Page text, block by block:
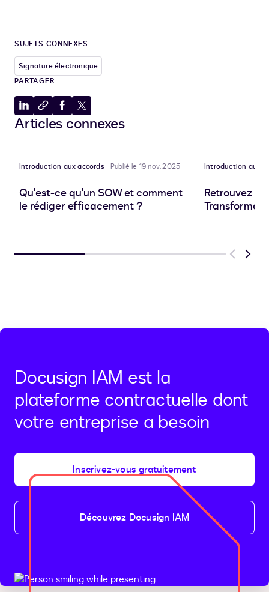
SUJETS CONNEXES
Signature électronique
PARTAGER
Partager
sur
Copier
dans
papiers
Partager
sur
Partager
sur
Articles connexes
Introduction aux accords Publié le 19 nov. 2025
Qu'est-ce qu'un SOW et comment
le rédiger efficacement ?
Introduction aux
Retrouvez
Previous
Next
Docusign IAM est la
plateforme contractuelle dont
votre entreprise a besoin
Inscrivez-vous gratuitement
Découvrez Docusign IAM